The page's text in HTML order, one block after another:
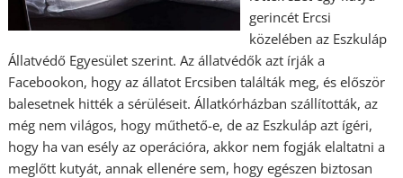
gerincét Ercsi
közelében az Eszkuláp
Állatvédő Egyesület szerint. Az állatvédők azt írják a
Facebookon, hogy az állatot Ercsiben találták meg, és először
balesetnek hitték a sérüléseit. Állatkórházban szállították, az
még nem világos, hogy műthető-e, de az Eszkuláp azt ígéri,
hogy ha van esély az operációra, akkor nem fogják elaltatni a
meglőtt kutyát, annak ellenére sem, hogy egészen biztosan